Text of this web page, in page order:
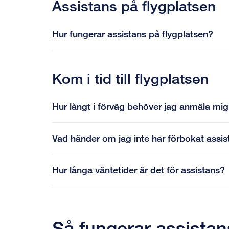
Assistans på flygplatsen
Hur fungerar assistans på flygplatsen?
Kom i tid till flygplatsen
Hur långt i förväg behöver jag anmäla
Vad händer om jag inte har förbokat
Hur långa väntetider är det för assistans?